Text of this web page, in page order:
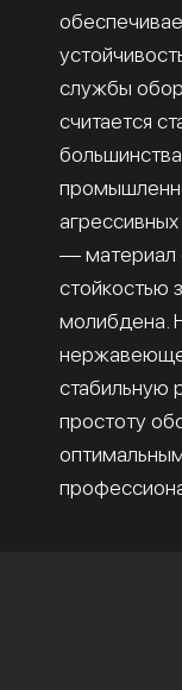
службы
считается
— материал
стойкостью
молибдена.
стабильную
простоту